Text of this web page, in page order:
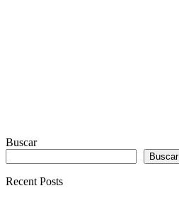
Buscar
Buscar
Recent Posts